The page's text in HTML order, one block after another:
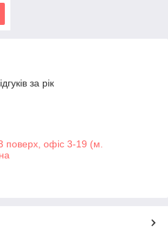
за рік
поверх, офіс 3-19 (м.